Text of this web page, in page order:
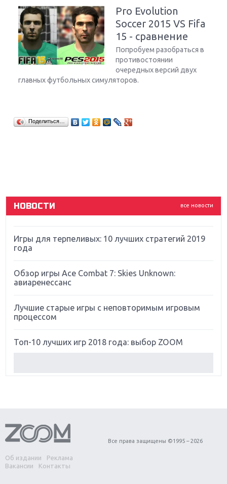
Pro Evolution
Soccer 2015 VS Fifa
15 - сравнение
Попробуем разобраться в
противостоянии
очередных версий двух
главных футбольных симуляторов.
Поделиться…
все новости
НОВОСТИ
Крупнейшие релизы мая: Nintendo, Microsoft и
Sony
Игры для терпеливых: 10 лучших стратегий 2019
года
Обзор игры Ace Combat 7: Skies Unknown:
авиаренессанс
Лучшие старые игры с неповторимым игровым
процессом
Топ-10 лучших игр 2018 года: выбор ZOOM
Обзор игры Forza Horizon 4: вершина эволюции
Две важных новинки для консолей: Spider-Man и
Divinity Original Sin 2
Об издании
Реклама
Вакансии
Контакты
Все права защищены ©1995 – 2026